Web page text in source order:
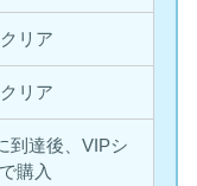
リア
リア
到達後、VIPシ
購入